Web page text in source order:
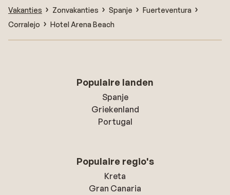
Vakanties Zonvakanties Spanje
Fuerteventura
Corralejo
Hotel Arena Beach
Populaire landen
Spanje
Griekenland
Portugal
Populaire regio's
Kreta
Gran Canaria